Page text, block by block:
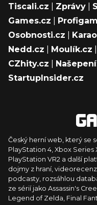
Tiscali.cz Zprávy
Games.cz
Osobnosti.cz
Nedd.cz
Moulík.cz
CZhity.cz
StartupInsider.cz
Český herní web, který se
PlayStation 4, Xbox Series
PlayStation VR2 a další
dojmy z hraní,
podcasty, rozsáhlou
ze sérií jako Assassin's
Legend of Zelda, Final